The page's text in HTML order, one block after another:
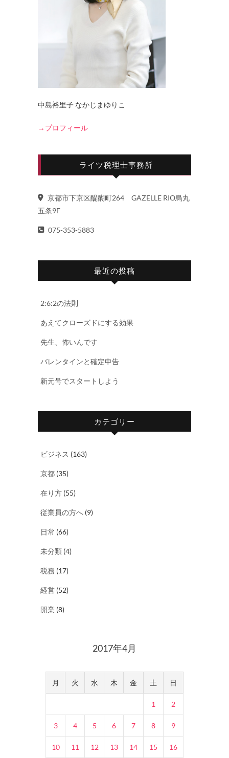
中島裕里子 なかじまゆりこ
→プロフィール
ライツ税理士事務所
京都市下京区醍醐町264 GAZELLE RIO烏丸
五条9F
075-353-5883
最近の投稿
2:6:2の法則
あえてクローズドにする効果
先生、怖いんです
バレンタインと確定申告
新元号でスタートしよう
カテゴリー
ビジネス (163)
京都 (35)
在り方 (55)
従業員の方へ (9)
日常 (66)
未分類 (4)
税務 (17)
経営 (52)
開業 (8)
2017年4月
月 火 水 木 金 土 日
1 2
3 4 5 6 7 8 9
10 11 12 13 14 15 16